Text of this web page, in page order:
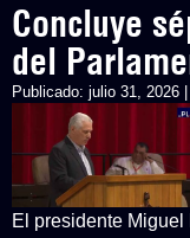
Concluye
del
Publicado: julio 31, 2026
El presidente